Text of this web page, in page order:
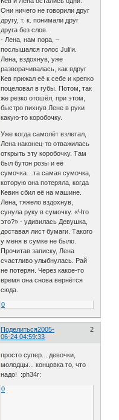
Они ничего не говорили друг
другу, т. к. понимали друг
друга без слов.
- Лена, нам пора, –
послышался голос Juli’и.
Лена, вздохнув, уже
разворачивалась, как вдруг
Кев прижал её к себе и крепко
поцеловал в губы. Потом, так
же резко отошёл, при этом,
быстро пихнув Лене в руки
какую-то коробочку.
Уже когда самолёт взлетал,
Лена наконец-то отважилась
открыть эту коробочку. Там
был бутон розы и её
сумочка…та самая сумочка,
которую она потеряла, когда
Кевин сбил её на машине.
Лена, тяжело вздохнув,
сунула руку в сумочку. «Что
это?» - удивилась Девушка,
доставая лист бумаги. Такого
у меня в сумке не было.
Прочитав записку, Лена
счастливо улыбнулась. Рай
не потерян. Через какое-то
время она снова вернётся
сюда.
0
Поделиться 2
2005-
06-24 04:59:33
просто супер... девочки,
молодцы... концовка то, что
надо! :ph34r:
0